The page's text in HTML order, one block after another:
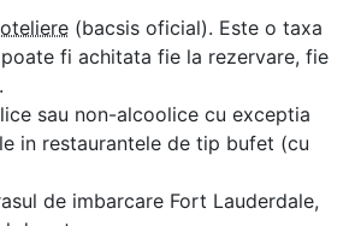
(bacsis oficial). Este o taxa
fi achitata fie la rezervare, fie
sau non-alcoolice cu exceptia
in restaurantele de tip bufet (cu
de imbarcare Fort Lauderdale,